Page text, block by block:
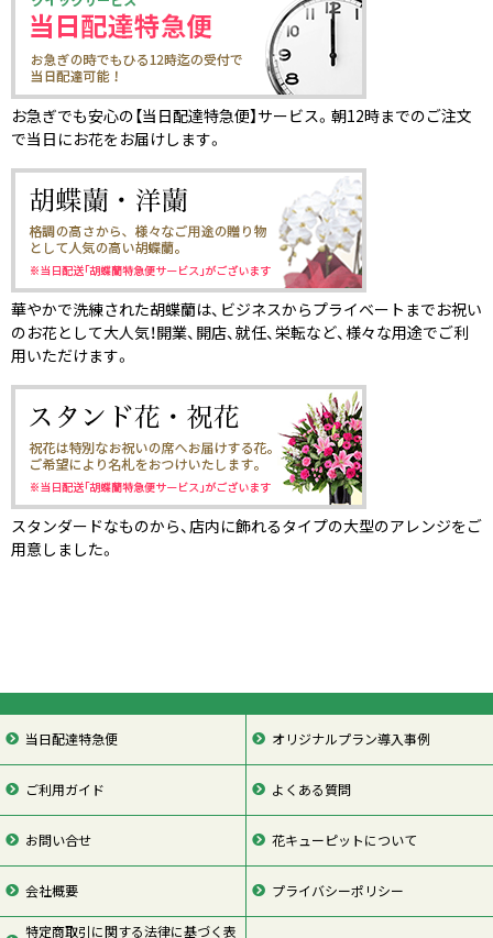
お急ぎでも安心の【当日配達特急便】サービス。朝12時までのご注文
で当日にお花をお届けします。
華やかで洗練された胡蝶蘭は、ビジネスからプライベートまでお祝い
のお花として大人気！開業、開店、就任、栄転など、様々な用途でご利
用いただけます。
スタンダードなものから、店内に飾れるタイプの大型のアレンジをご
用意しました。
当日配達特急便 オリジナルプラン導入事例
ご利用ガイド よくある質問
お問い合せ 花キューピットについて
会社概要 プライバシーポリシー
特定商取引に関する法律に基づく表